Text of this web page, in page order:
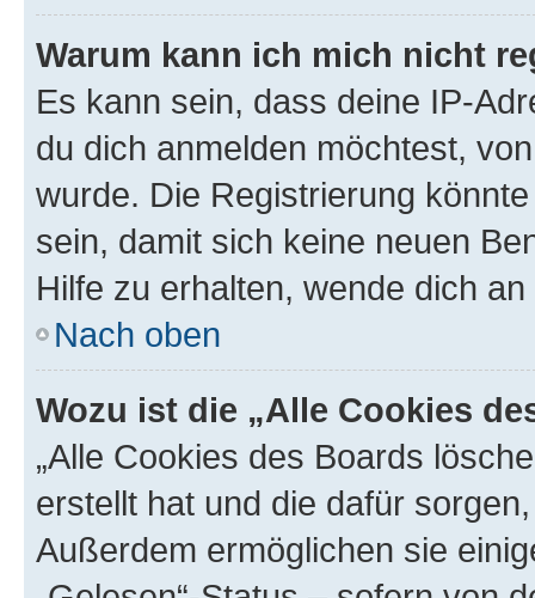
Warum kann ich mich nicht
Es kann sein, dass deine IP-
du dich anmelden möchtest,
wurde. Die Registrierung
sein, damit sich keine neuen
Hilfe zu erhalten, wende dich
Nach oben
Wozu ist die „Alle Cookies
„Alle Cookies des Boards
erstellt hat und die dafür
Außerdem ermöglichen sie